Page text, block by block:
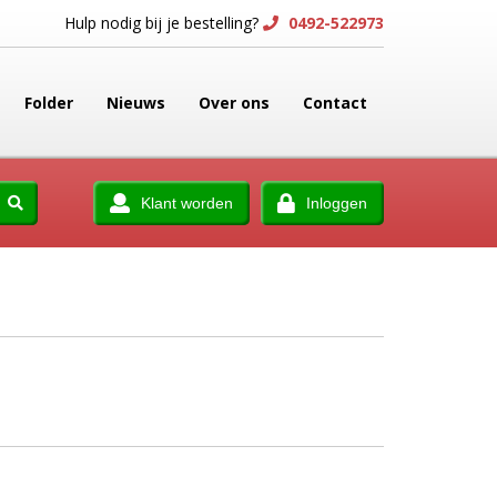
Hulp nodig bij je bestelling? 0492-522973
Folder Nieuws Over ons Contact
Klant worden Inloggen